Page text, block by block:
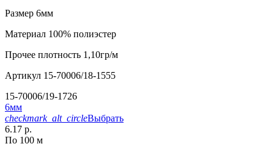
Размер 6мм
Материал 100% полиэстер
Прочее плотность 1,10гр/м
Артикул 15-70006/18-1555
15-70006/19-1726
6мм
checkmark_alt_circleВыбрать
6.17 р.
По 100 м